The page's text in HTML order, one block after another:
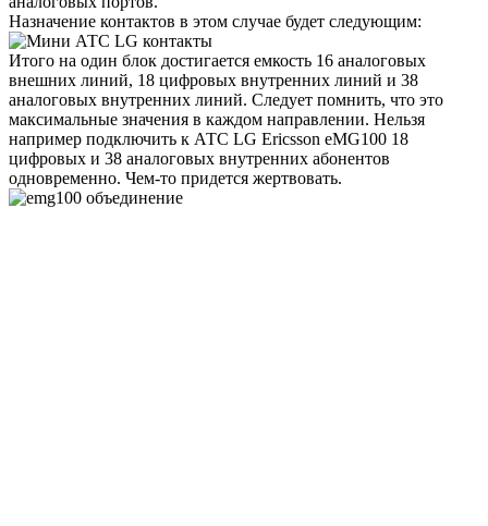
Назначение контактов в этом случае будет следующим:
Итого на один блок достигается емкость 16 аналоговых
внешних линий, 18 цифровых внутренних линий и 38
аналоговых внутренних линий. Следует помнить, что это
максимальные значения в каждом направлении. Нельзя
например подключить к АТС LG Ericsson eMG100 18
цифровых и 38 аналоговых внутренних абонентов
одновременно. Чем-то придется жертвовать.